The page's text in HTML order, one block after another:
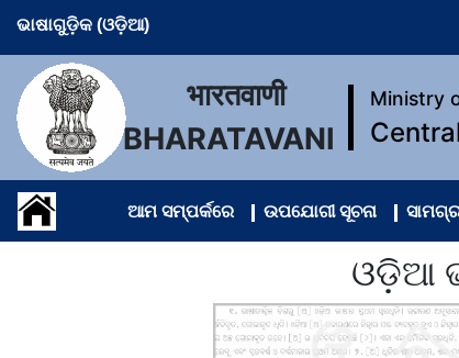
ଭାଷାଗୁଡ଼ିକ (ଓଡ଼ିଆ)
भारतवाणी
BHARATAVANI
Ministry
ଆମ ସମ୍ପର୍କରେ ଉପଯୋଗୀ ସୂଚନା
ଓଡ଼ିଆ